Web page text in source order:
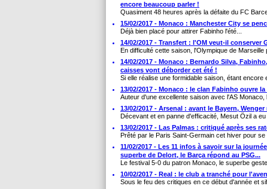
encore beaucoup parler !
Quasiment 48 heures après la défaite du FC
15/02/2017 - Monaco : Manchester City se
Déjà bien placé pour attirer Fabinho l'été...
14/02/2017 - Transfert : l'OM veut-il conserver
En difficulté cette saison, l'Olympique de Marseille
14/02/2017 - Monaco : Bernardo Silva,
caisses vont déborder cet été !
Si elle réalise une formidable saison, étant encore
13/02/2017 - Monaco : le clan Fabinho ouvre
Auteur d'une excellente saison avec l'AS Monaco,
13/02/2017 - Arsenal : avant le Bayern,
Décevant et en panne d'efficacité, Mesut Özil a eu
13/02/2017 - Las Palmas : critiqué après ses
Prêté par le Paris Saint-Germain cet hiver pour se
11/02/2017 - Les 11 infos à savoir sur la
superbe de Delort, le Barça répond au PSG...
Le festival 5-0 du patron Monaco, le superbe
10/02/2017 - Real : le club a tranché pour
Sous le feu des critiques en ce début d'année et